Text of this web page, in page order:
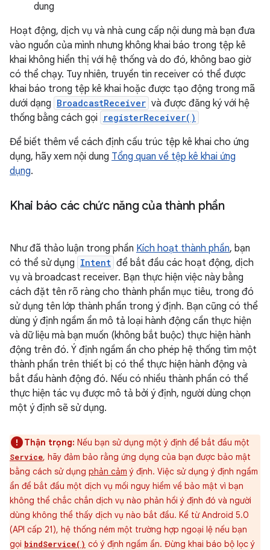
dung
Hoạt động, dịch vụ và nhà cung cấp nội dung mà bạn đưa
vào nguồn của mình nhưng không khai báo trong tệp kê
khai không hiển thị với hệ thống và do đó, không bao giờ
có thể chạy. Tuy nhiên, truyền tin receiver có thể được
khai báo trong tệp kê khai hoặc được tạo động trong mã
dưới dạng BroadcastReceiver và được đăng ký với hệ
thống bằng cách gọi
registerReceiver()
Để biết thêm về cách định cấu trúc tệp kê khai cho ứng
dụng, hãy xem nội dung Tổng quan về tệp kê khai ứng
dụng.
Khai báo các chức năng của thành phần
Như đã thảo luận trong phần Kích hoạt thành phần, bạn
có thể sử dụng Intent để bắt đầu các hoạt động, dịch
vụ và broadcast receiver. Bạn thực hiện việc này bằng
cách đặt tên rõ ràng cho thành phần mục tiêu, trong đó
sử dụng tên lớp thành phần trong ý định. Bạn cũng có thể
dùng ý định ngầm ẩn mô tả loại hành động cần thực hiện
và dữ liệu mà bạn muốn (không bắt buộc) thực hiện hành
động trên đó. Ý định ngầm ẩn cho phép hệ thống tìm một
thành phần trên thiết bị có thể thực hiện hành động và
bắt đầu hành động đó. Nếu có nhiều thành phần có thể
thực hiện tác vụ được mô tả bởi ý định, người dùng chọn
một ý định sẽ sử dụng.
Thận trọng: Nếu bạn sử dụng một ý định để bắt đầu một
Service, hãy đảm bảo rằng ứng dụng của bạn được bảo mật
bằng cách sử dụng phản cảm ý định. Việc sử dụng ý định ngầm
ẩn để bắt đầu một dịch vụ mối nguy hiểm về bảo mật vì bạn
không thể chắc chắn dịch vụ nào phản hồi ý định đó và người
dùng không thể thấy dịch vụ nào bắt đầu. Kể từ Android 5.0
(API cấp 21), hệ thống ném một trường hợp ngoại lệ nếu bạn
gọi bindService() có ý định ngầm ẩn. Đừng khai báo bộ lọc ý